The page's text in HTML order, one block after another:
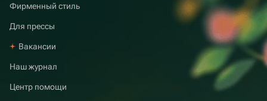
Фирменный стиль
Для прессы
Вакансии
Наш журнал
Центр помощи